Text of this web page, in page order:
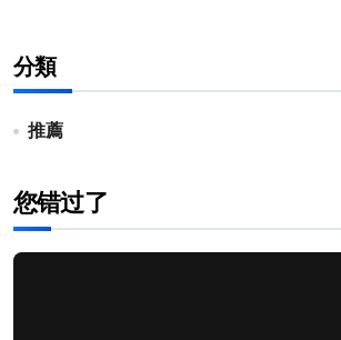
分類
推薦
您错过了